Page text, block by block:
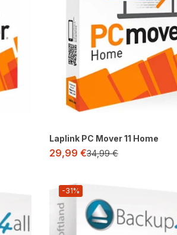
Laplink PC Mover 11 Home
29,99 €34,99€
-31%